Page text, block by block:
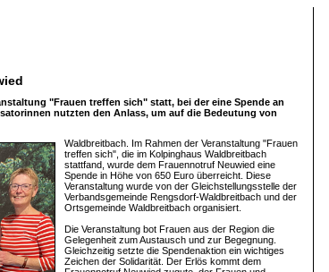
"Frauen treffen sich" statt, bei der eine Spende an
nutzten den Anlass, um auf die Bedeutung von
Waldbreitbach. Im Rahmen der Veranstaltung "Frauen
treffen sich", die im Kolpinghaus Waldbreitbach
stattfand, wurde dem Frauennotruf Neuwied eine
Spende in Höhe von 650 Euro überreicht. Diese
Veranstaltung wurde von der Gleichstellungsstelle der
Verbandsgemeinde Rengsdorf-Waldbreitbach und der
Ortsgemeinde Waldbreitbach organisiert.
Die Veranstaltung bot Frauen aus der Region die
Gelegenheit zum Austausch und zur Begegnung.
Gleichzeitig setzte die Spendenaktion ein wichtiges
Zeichen der Solidarität. Der Erlös kommt dem